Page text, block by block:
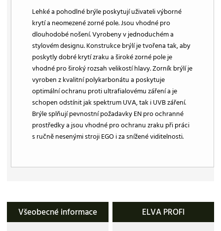
Lehké a pohodlné brýle poskytují uživateli výborné
krytí a neomezené zorné pole. Jsou vhodné pro
dlouhodobé nošení. Vyrobeny v jednoduchém a
stylovém designu. Konstrukce brýlí je tvořena tak, aby
poskytly dobré krytí zraku a široké zorné pole je
vhodné pro široký rozsah velikostí hlavy. Zorník brýlí je
vyroben z kvalitní polykarbonátu a poskytuje
optimální ochranu proti ultrafialovému záření a je
schopen odstínit jak spektrum UVA, tak i UVB záření.
Brýle splňují pevnostní požadavky EN pro ochranné
prostředky a jsou vhodné pro ochranu zraku při práci
s ručně nesenými stroji EGO i za snížené viditelnosti.
Všeobecné informace ELVA PROFI